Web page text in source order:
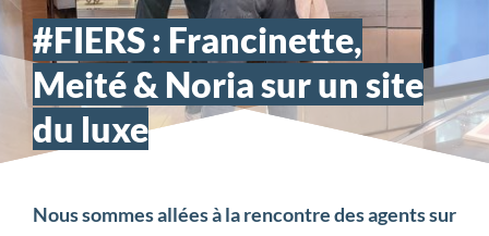
#FIERS : Francinette,
Meité & Noria sur un site
du luxe
Nous sommes allées à la rencontre des agents sur